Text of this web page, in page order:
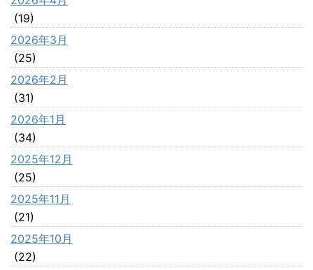
(19)
2026年3月
(25)
2026年2月
(31)
2026年1月
(34)
2025年12月
(25)
2025年11月
(21)
2025年10月
(22)